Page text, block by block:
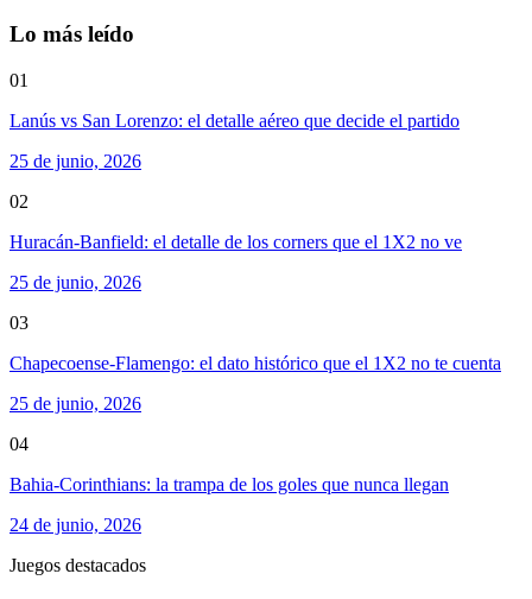
Lo más leído
01
Lanús vs San Lorenzo: el detalle aéreo que decide el partido
25 de junio, 2026
02
Huracán-Banfield: el detalle de los corners que el 1X2 no ve
25 de junio, 2026
03
Chapecoense-Flamengo: el dato histórico que el 1X2 no te cuenta
25 de junio, 2026
04
Bahia-Corinthians: la trampa de los goles que nunca llegan
24 de junio, 2026
Juegos destacados